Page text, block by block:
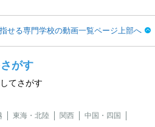
せる専門学校の動画一覧ページ上部へ
がす
てさがす
東海・北陸 関西
中国・四国